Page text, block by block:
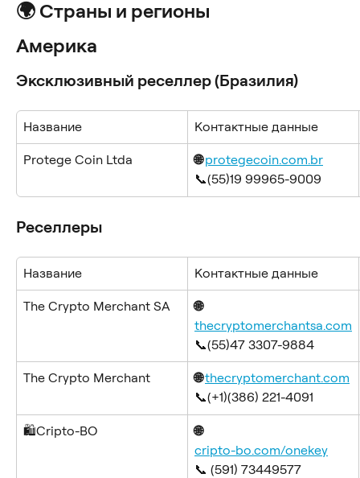
🌍 Страны и регионы
Америка
Эксклюзивный реселлер (Бразилия)
Название Контактные данные
Protege Coin Ltda 🌐 protegecoin.com.br
📞(55)19 99965-9009
Реселлеры
Название Контактные данные
The Crypto Merchant SA
🌐
thecryptomerchantsa.com
📞(55)47 3307-9884
The Crypto Merchant 🌐 thecryptomerchant.com
📞(+1)(386) 221-4091
🛍️Cripto-BO
🌐
cripto-bo.com/onekey
📞 (591) 73449577